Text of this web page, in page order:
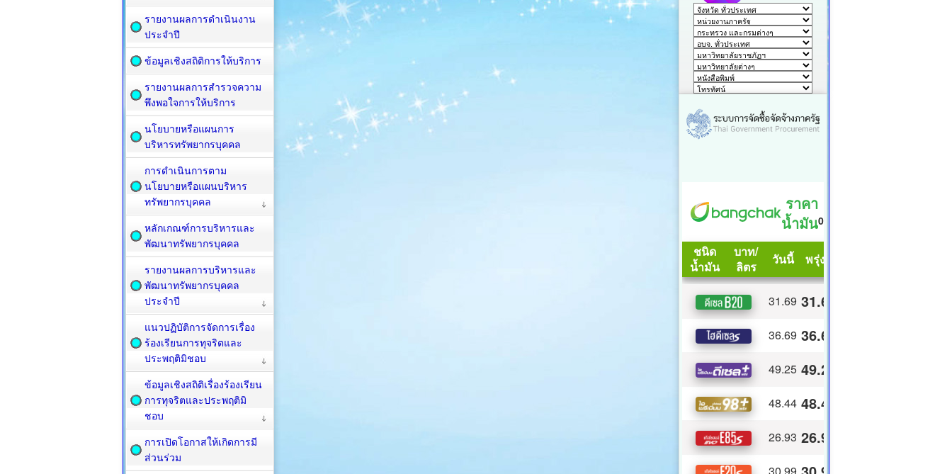
รายงานผลการดำเนินงาน
ประจำปี
ข้อมูลเชิงสถิติการให้บริการ
รายงานผลการสำรวจความ
พึงพอใจการให้บริการ
นโยบายหรือแผนการ
บริหารทรัพยากรบุคคล
การดำเนินการตาม
นโยบายหรือแผนบริหาร
ทรัพยากรบุคคล
หลักเกณฑ์การบริหารและ
พัฒนาทรัพยากรบุคคล
รายงานผลการบริหารและ
พัฒนาทรัพยากรบุคคล
ประจำปี
แนวปฏิบัติการจัดการเรื่อง
ร้องเรียนการทุจริตและ
ประพฤติมิชอบ
ข้อมูลเชิงสถิติเรื่องร้องเรียน
การทุจริตและประพฤติมิ
ชอบ
การเปิดโอกาสให้เกิดการมี
ส่วนร่วม